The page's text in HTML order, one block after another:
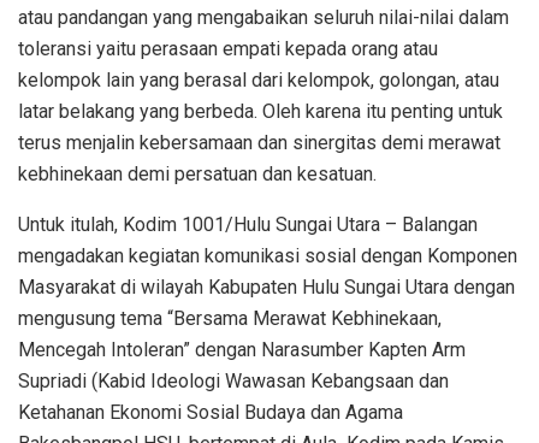
atau pandangan yang mengabaikan seluruh nilai-nilai dalam
toleransi yaitu perasaan empati kepada orang atau
kelompok lain yang berasal dari kelompok, golongan, atau
latar belakang yang berbeda. Oleh karena itu penting untuk
terus menjalin kebersamaan dan sinergitas demi merawat
kebhinekaan demi persatuan dan kesatuan.
Untuk itulah, Kodim 1001/Hulu Sungai Utara – Balangan
mengadakan kegiatan komunikasi sosial dengan Komponen
Masyarakat di wilayah Kabupaten Hulu Sungai Utara dengan
mengusung tema “Bersama Merawat Kebhinekaan,
Mencegah Intoleran” dengan Narasumber Kapten Arm
Supriadi (Kabid Ideologi Wawasan Kebangsaan dan
Ketahanan Ekonomi Sosial Budaya dan Agama